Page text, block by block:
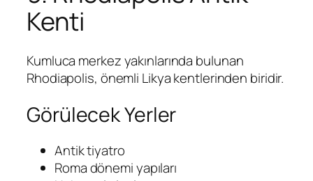
Kenti
Kumluca merkez yakınlarında bulunan
Rhodiapolis, önemli Likya kentlerinden biridir.
Görülecek Yerler
Antik tiyatro
Roma dönemi yapıları